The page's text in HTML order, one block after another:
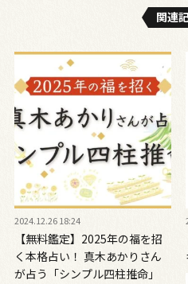
関連
2024.12.26 18:24
【無料鑑定】2025年の福を招
く本格占い！ 真木あかりさん
が占う「シンプル四柱推命」